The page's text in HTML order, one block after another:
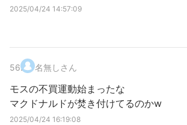
2025/04/24 14:57:09
56. 名無しさん
モスの不買運動始まったな
マクドナルドが焚き付けてるのかw
2025/04/24 16:19:08